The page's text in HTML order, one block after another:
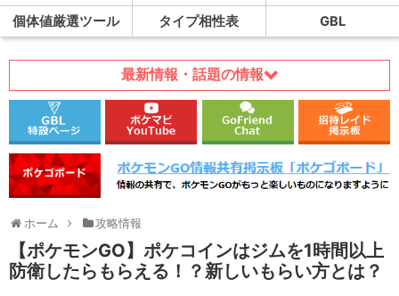
個体値厳選ツール
タイプ相性表 GBL
最新情報・話題の情報
ホーム 攻略情報
【ポケモンGO】ポケコインはジムを1時間以上
防衛したらもらえる！？新しいもらい方とは？